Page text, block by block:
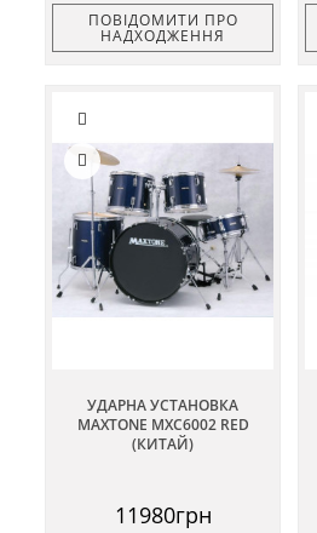
ПОВІДОМИТИ ПРО
НАДХОДЖЕННЯ
УДАРНА УСТАНОВКА
MAXTONE MXC6002 RED
(КИТАЙ)
11980грн